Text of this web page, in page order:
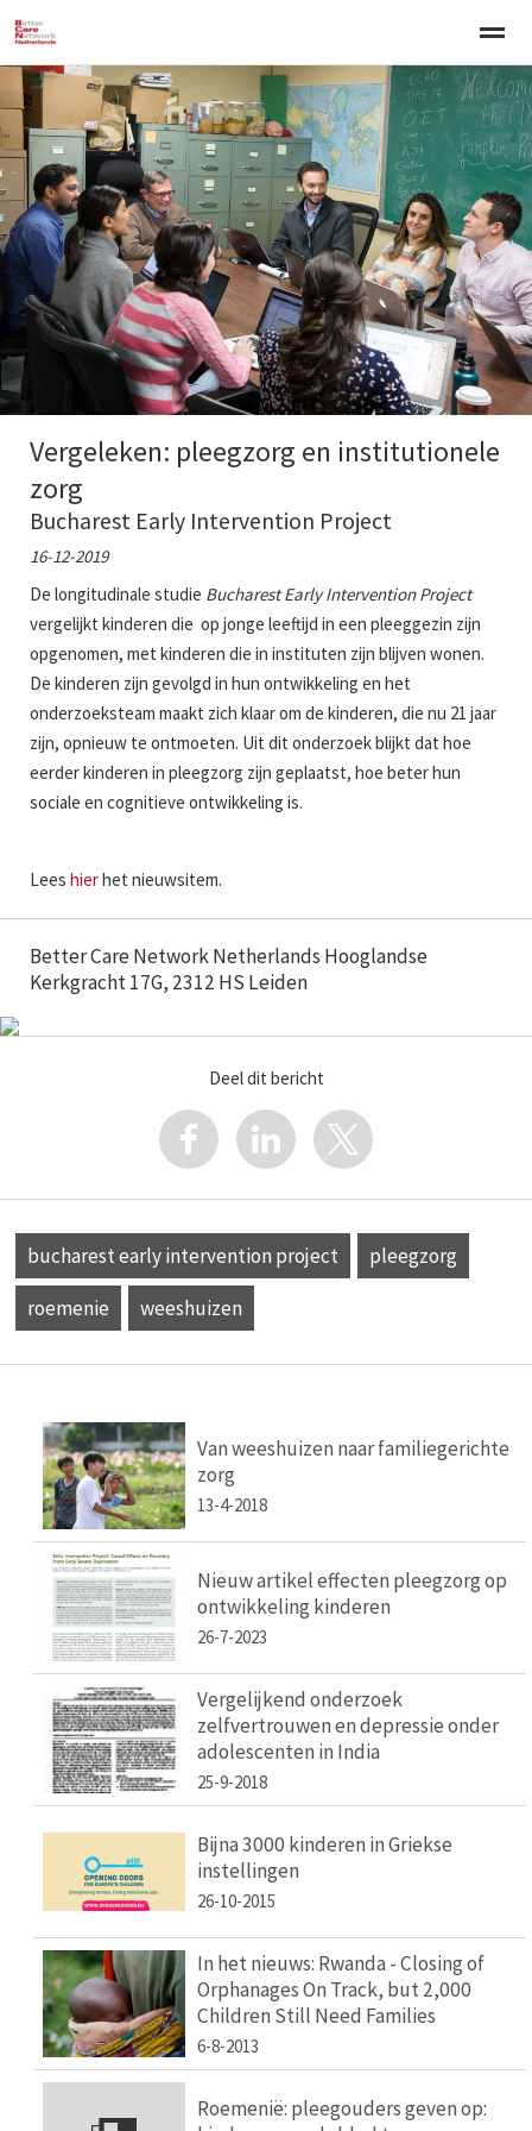
Welkom Over BCNN Werken met kinderen Gezinsgerichte
Home Nieuws Agenda E-mail
Vergeleken: pleegzorg en institutionele
zorg
Bucharest Early Intervention Project
16-12-2019
De longitudinale studie Bucharest Early Intervention Project
vergelijkt kinderen die op jonge leeftijd in een pleeggezin zijn
opgenomen, met kinderen die in instituten zijn blijven wonen.
De kinderen zijn gevolgd in hun ontwikkeling en het
onderzoeksteam maakt zich klaar om de kinderen, die nu 21 jaar
zijn, opnieuw te ontmoeten. Uit dit onderzoek blijkt dat hoe
eerder kinderen in pleegzorg zijn geplaatst, hoe beter hun
sociale en cognitieve ontwikkeling is.
Lees hierhet nieuwsitem.
Better Care Network Netherlands Hooglandse
Kerkgracht 17G, 2312 HS Leiden
Deel dit bericht
bucharest early intervention project
pleegzorg
roemenie
weeshuizen
Van weeshuizen naar familiegerichte
zorg
13-4-2018
Nieuw artikel effecten pleegzorg op
ontwikkeling kinderen
26-7-2023
Vergelijkend onderzoek
zelfvertrouwen en depressie onder
adolescenten in India
25-9-2018
Bijna 3000 kinderen in Griekse
instellingen
26-10-2015
In het nieuws: Rwanda - Closing of
Orphanages On Track, but 2,000
Children Still Need Families
6-8-2013
Roemenië: pleegouders geven op: